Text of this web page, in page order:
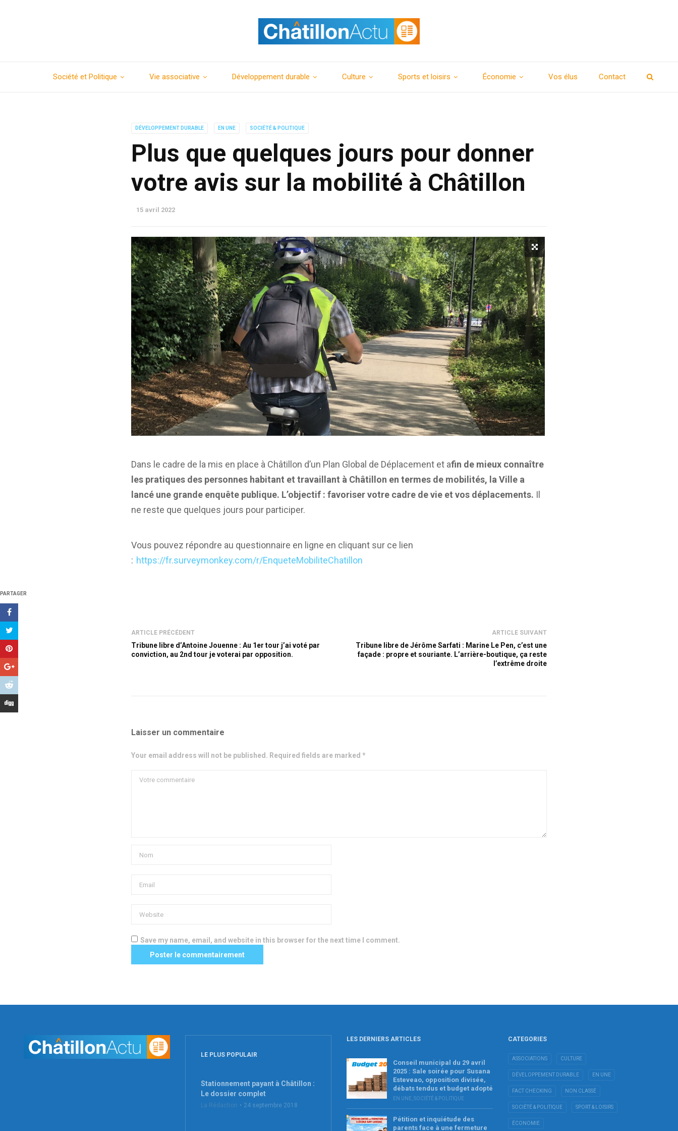
Société et Politique Vie associative Développement durable Culture Sports et loisirs Économie Vos élus Contact
DÉVELOPPEMENT DURABLE EN UNE SOCIÉTÉ & POLITIQUE
Plus que quelques jours pour donner
votre avis sur la mobilité à Châtillon
15 avril 2022
PARTAGER
Dans le cadre de la mis en place à Châtillon d’un Plan Global de Déplacement et afin de mieux connaître
les pratiques des personnes habitant et travaillant à Châtillon en termes de mobilités, la Ville a
lancé une grande enquête publique. L’objectif : favoriser votre cadre de vie et vos déplacements. Il
ne reste que quelques jours pour participer.
Vous pouvez répondre au questionnaire en ligne en cliquant sur ce lien
: https://fr.surveymonkey.com/r/EnqueteMobiliteChatillon
ARTICLE PRÉCÉDENT
Tribune libre d’Antoine Jouenne : Au 1er tour j’ai voté par
conviction, au 2nd tour je voterai par opposition.
ARTICLE SUIVANT
Tribune libre de Jérôme Sarfati : Marine Le Pen, c’est une
façade : propre et souriante. L’arrière-boutique, ça reste
l’extrême droite
Laisser un commentaire
Your email address will not be published. Required fields are marked *
Save my name, email, and website in this browser for the next time I comment.
LE PLUS POPULAIR
Stationnement payant à Châtillon :
Le dossier complet
La Rédaction 24 septembre 2018
LES DERNIERS ARTICLES
Conseil municipal du 29 avril
2025 : Sale soirée pour Susana
Esteveao, opposition divisée,
débats tendus et budget adopté
EN UNE SOCIÉTÉ & POLITIQUE
Pétition et inquiétude des
parents face à une fermeture
CATEGORIES
ASSOCIATIONS CULTURE
DÉVELOPPEMENT DURABLE EN UNE
FACT CHECKING NON CLASSÉ
SOCIÉTÉ & POLITIQUE SPORT & LOISIRS
ÉCONOMIE